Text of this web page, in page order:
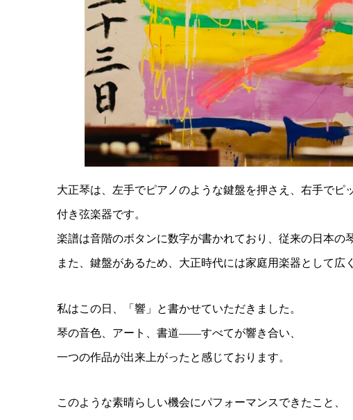
大正琴は、左手でピアノのような鍵盤を押さえ、右手で
付き弦楽器です。
楽譜は音階のボタンに数字が書かれており、従来の日本の
また、鍵盤があるため、大正時代には家庭用楽器として広
私はこの日、「響」と書かせていただきました。
琴の音色、アート、書道――すべてが響き合い、
一つの作品が出来上がったと感じております。
このような素晴らしい機会にパフォーマンスできたこと、